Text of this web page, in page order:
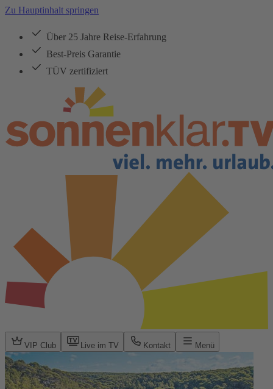
Zu Hauptinhalt springen
Über 25 Jahre Reise-Erfahrung
Best-Preis Garantie
TÜV zertifiziert
VIP Club Live im TV Kontakt Menü